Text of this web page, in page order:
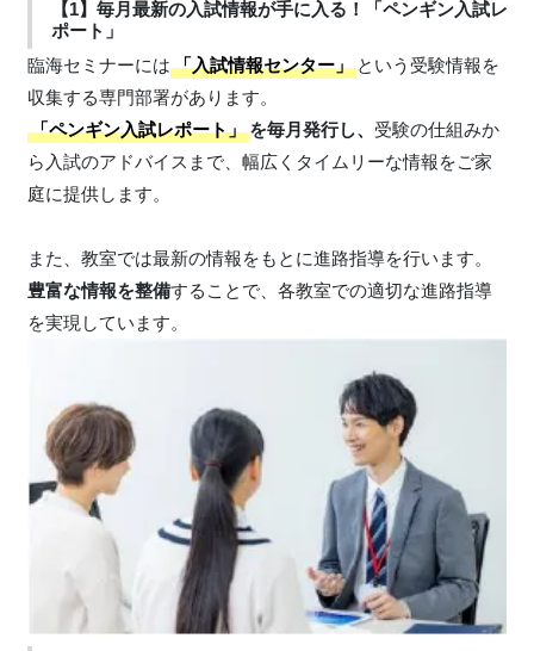
【1】毎月最新の入試情報が手に入る！「ペンギン入試レ
ポート」
臨海セミナーには 「入試情報センター」という受験情報を
収集する専門部署があります。
「ペンギン入試レポート」を毎月発行し、 受験の仕組みか
ら入試のアドバイスまで、幅広くタイムリーな情報をご家
庭に提供します。
また、教室では最新の情報をもとに進路指導を行います。
豊富な情報を整備することで、各教室での適切な進路指導
を実現しています。